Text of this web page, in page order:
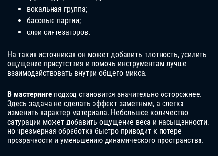
вокальная группа;
басовые партии;
слои синтезаторов.
На таких источниках он может добавить плотность, усилить
ощущение присутствия и помочь инструментам лучше
взаимодействовать внутри общего микса.
В мастеринге подход становится значительно осторожнее.
Здесь задача не сделать эффект заметным, а слегка
изменить характер материала. Небольшое количество
сатурации может добавить ощущение веса и насыщенности,
но чрезмерная обработка быстро приводит к потере
прозрачности и уменьшению динамического пространства.